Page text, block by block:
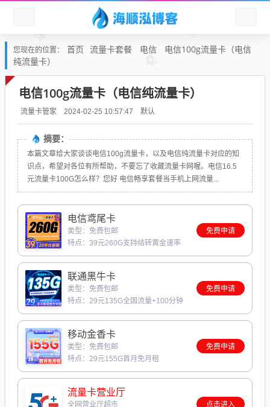
您现在的位置： 首页 流量卡套餐 电信
电信100g流量卡（电信
纯流量卡）
电信100g流量卡（电信纯流量卡）
流量卡管家 2024-02-25 10:57:47 默认
摘要：
本篇文章给大家谈谈电信100g流量卡，以及电信纯流量卡对应的知
识点，希望对各位有所帮助，不要忘了收藏流量卡网喔。电信16.5
元流量卡100G怎么样？您好 电信畅享套餐当手机上网流量...
电信鸢尾卡
类型：免费包邮
特点：39元260G支持结转黄金速率
免费申请
联通黑牛卡
类型：免费包邮
特点：29元135G全国流量+100分钟
免费申请
移动金香卡
类型：免费包邮
特点：29元155G首月免月租
免费申请
流量卡营业厅
全网营业厅超市
点击进入